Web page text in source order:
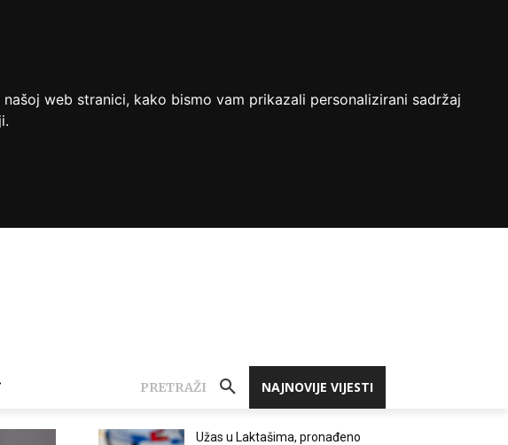
web stranici, kako bismo vam prikazali personalizirani sadržaj
NAJNOVIJE VIJESTI
PRETRAŽI
Užas u Laktašima, pronađeno